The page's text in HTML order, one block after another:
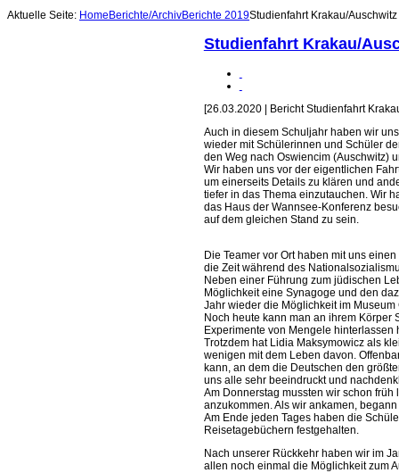
Aktuelle Seite: Home Berichte/ArchivBerichte 2019Studienfahrt Krakau/
Studienfahrt Krakau/
[26.03.2020 | Bericht Studienfahrt
Auch in diesem Schuljahr haben wir
wieder mit Schülerinnen und Schüler
den Weg nach Oswiencim (Auschwitz)
Wir haben uns vor der eigentlichen
um einerseits Details zu klären und
tiefer in das Thema einzutauchen. Wir
das Haus der Wannsee-Konferenz
auf dem gleichen Stand zu sein.
Die Teamer vor Ort haben mit uns
die Zeit während des
Neben einer Führung zum jüdischen
Möglichkeit eine Synagoge und den
Jahr wieder die Möglichkeit im
Noch heute kann man an ihrem
Experimente von Mengele hinterlassen
Trotzdem hat Lidia Maksymowicz als
wenigen mit dem Leben davon.
kann, an dem die Deutschen den
uns alle sehr beeindruckt und
Am Donnerstag mussten wir schon
anzukommen. Als wir ankamen,
Am Ende jeden Tages haben die
Reisetagebüchern festgehalten.
Nach unserer Rückkehr haben wir im
allen noch einmal die Möglichkeit zum